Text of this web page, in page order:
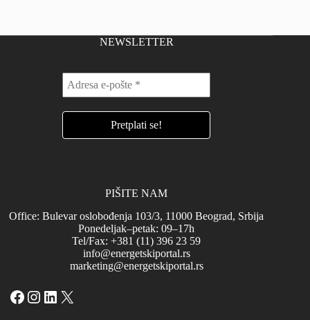
NEWSLETTER
PIŠITE NAM
Office: Bulevar oslobođenja 103/3, 11000 Beograd, Srbija
Ponedeljak–petak: 09–17h
Tel/Fax: +381 (11) 396 23 59
info@energetskiportal.rs
marketing@energetskiportal.rs
Facebook
Instagram
LinkedIn
X